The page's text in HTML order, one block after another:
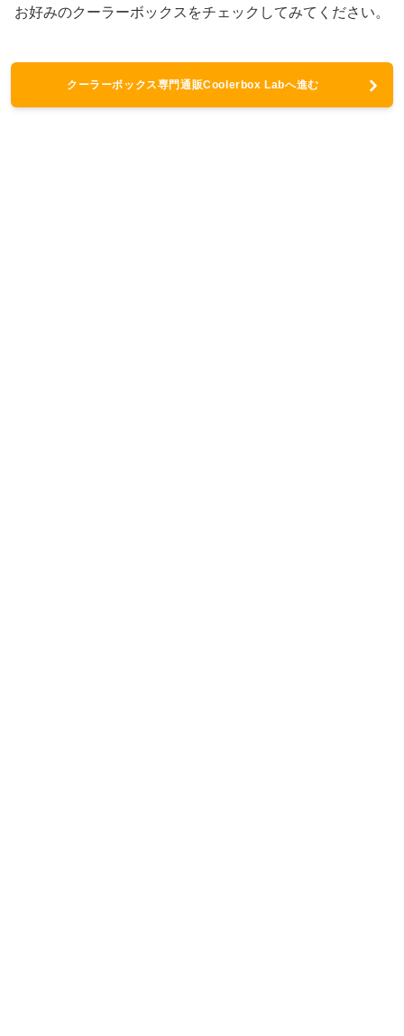
お好みのクーラーボックスをチェックしてみてください。
クーラーボックス専門通販Coolerbox Labへ進む